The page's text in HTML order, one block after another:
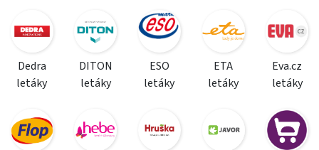
Dedra
letáky
DITON
letáky
ESO
letáky
ETA
letáky
Eva.cz
letáky